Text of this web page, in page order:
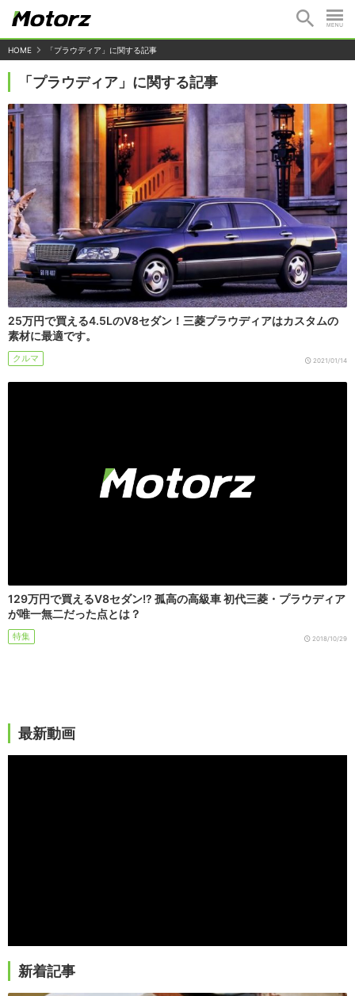
HOME 「プラウディア」に関する記事
「プラウディア」に関する記事
25万円で買える4.5LのV8セダン！三菱プラウディアはカスタムの
素材に最適です。
クルマ 2021/01/14
129万円で買えるV8セダン!? 孤高の高級車 初代三菱・プラウディア
が唯一無二だった点とは？
特集 2018/10/29
最新動画
新着記事